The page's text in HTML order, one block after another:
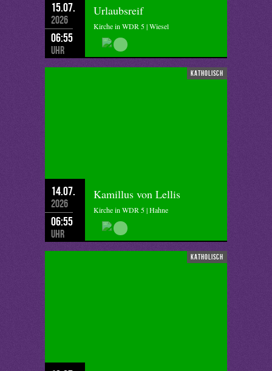
15.07.
2026
06:55
Uhr
Urlaubsreif
Kirche in WDR 5 | Wiesel
katholisch
14.07.
2026
06:55
Uhr
Kamillus von Lellis
Kirche in WDR 5 | Hahne
katholisch